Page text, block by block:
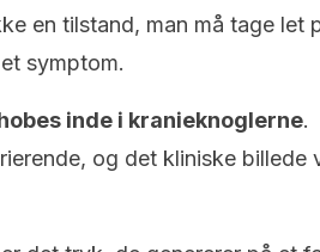
en tilstand, man må tage let
symptom.
inde i kranieknoglerne.
og det kliniske billede